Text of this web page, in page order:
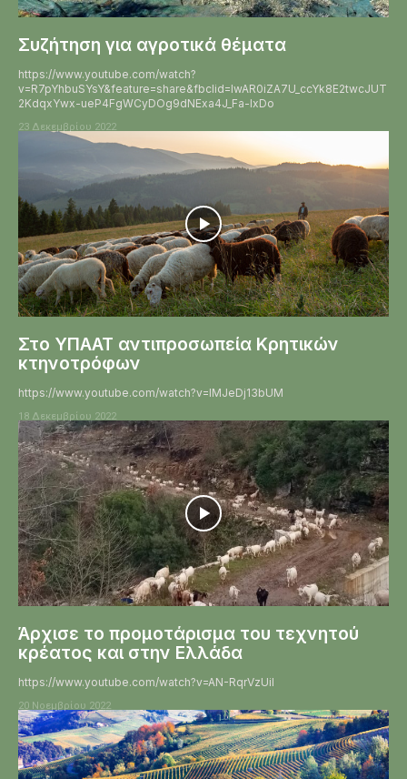
Συζήτηση για αγροτικά θέματα
https://www.youtube.com/watch?
v=R7pYhbuSYsY&feature=share&fbclid=IwAR0iZA7U_ccYk8E2twcJUT
2KdqxYwx-ueP4FgWCyDOg9dNExa4J_Fa-IxDo
23 Δεκεμβρίου 2022
Στο ΥΠΑΑΤ αντιπροσωπεία Κρητικών
κτηνοτρόφων
https://www.youtube.com/watch?v=lMJeDj13bUM
18 Δεκεμβρίου 2022
Άρχισε το προμοτάρισμα του τεχνητού
κρέατος και στην Ελλάδα
https://www.youtube.com/watch?v=AN-RqrVzUiI
20 Νοεμβρίου 2022